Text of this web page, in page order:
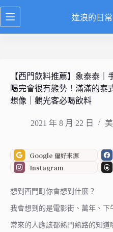
跳
至
達浪的日
【西門飲料推薦】象泰泰
喝完會很有態勢！滿滿的泰
想像｜觀光客必喝飲料
2021 年 8 月 22 日
Google 偏好來源
Instagram
想到西門町你會想到什麼？
我會想到的是電影街、萬年、下
常來的人應該都熟門熟路的知道